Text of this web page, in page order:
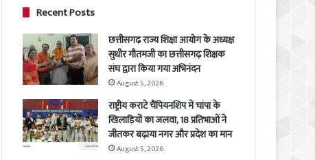
Recent Posts
छत्तीसगढ़ राज्य शिक्षा आयोग के अध्यक्ष
सुधीर गौतमजी का छत्तीसगढ़ शिक्षक
संघ द्वारा किया गया अभिनंदन
August 5, 2026
राष्ट्रीय कराटे चैंपियनशिप में चांपा के
खिलाड़ियों का जलवा, 18 प्रतिभाओं ने
जीतकर बढ़ाया नगर और प्रदेश का मान
August 5, 2026